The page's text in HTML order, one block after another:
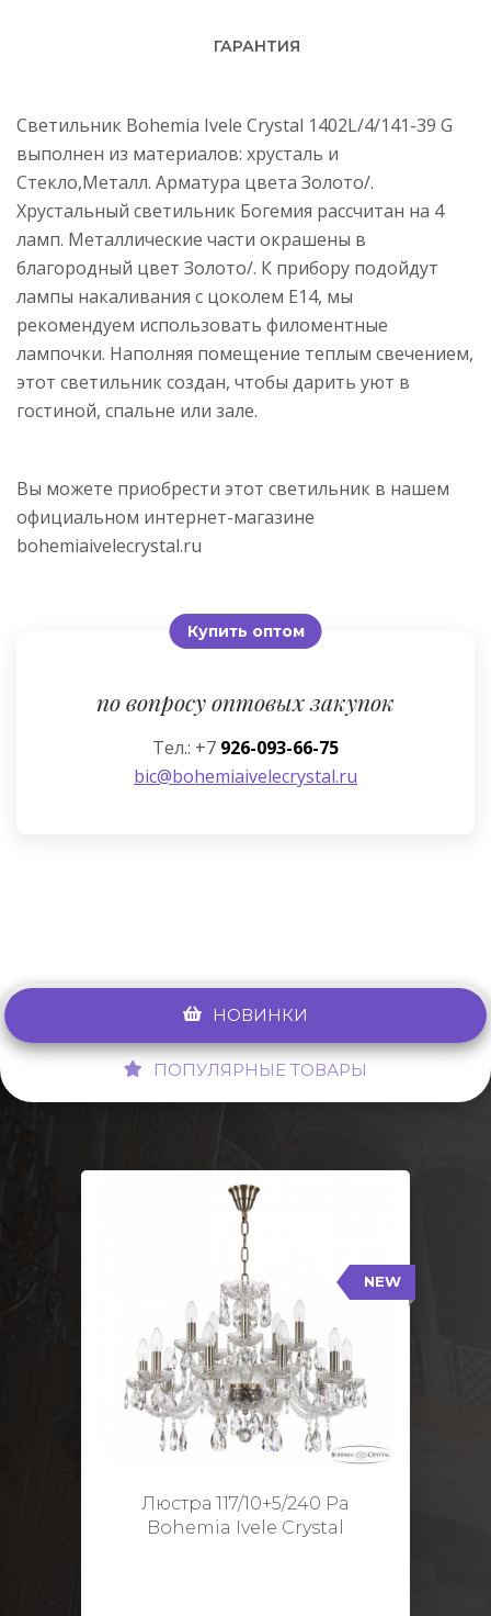
ГАРАНТИЯ
Светильник Bohemia Ivele Crystal 1402L/4/141-39 G
выполнен из материалов: хрусталь и
Стекло,Металл. Арматура цвета Золото/.
Хрустальный светильник Богемия рассчитан на 4
ламп. Металлические части окрашены в
благородный цвет Золото/. К прибору подойдут
лампы накаливания с цоколем E14, мы
рекомендуем использовать филоментные
лампочки. Наполняя помещение теплым свечением,
этот светильник создан, чтобы дарить уют в
гостиной, спальне или зале.
Вы можете приобрести этот светильник в нашем
официальном интернет-магазине
bohemiaivelecrystal.ru
Купить оптом
по вопросу оптовых закупок
Тел.: +7 926-093-66-75
bic@bohemiaivelecrystal.ru
НОВИНКИ
ПОПУЛЯРНЫЕ ТОВАРЫ
NEW
Люстра 117/10+5/240 Pa
Bohemia Ivele Crystal
117/10+5/240 Pa
Тип: Стеклянный рожок
Цвет арматуры: Патина/
Кол-во ламп: 15
Диаметр: 70 см